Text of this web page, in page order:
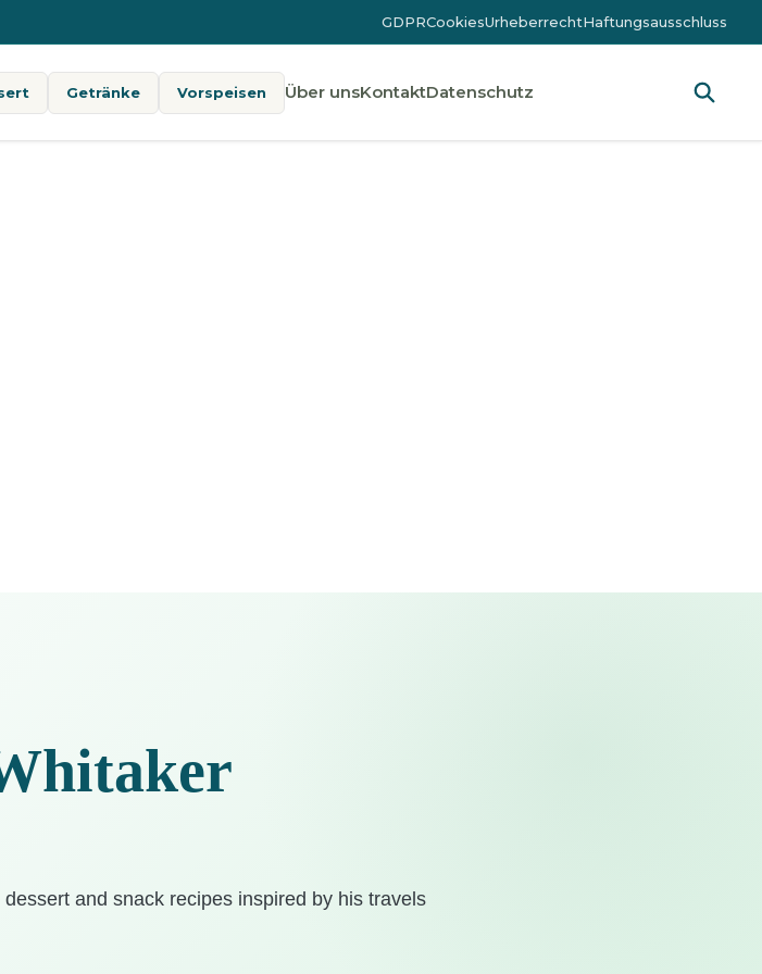
GDPRCookiesUrheberrechtHaftungsausschluss
Getränke Vorspeisen Über unsKontaktDatenschutz
and snack recipes inspired by his travels